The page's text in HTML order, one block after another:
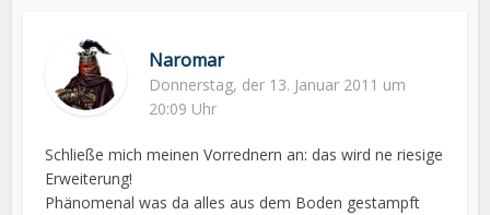
Naromar
Donnerstag, der 13. Januar 2011 um
20:09 Uhr
Schließe mich meinen Vorrednern an: das wird ne riesige
Erweiterung!
Phänomenal was da alles aus dem Boden gestampft